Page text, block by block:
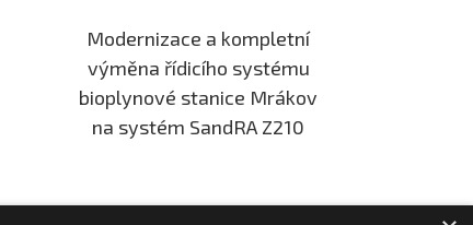
Modernizace a kompletní
výměna řídicího systému
bioplynové stanice Mrákov
na systém SandRA Z210